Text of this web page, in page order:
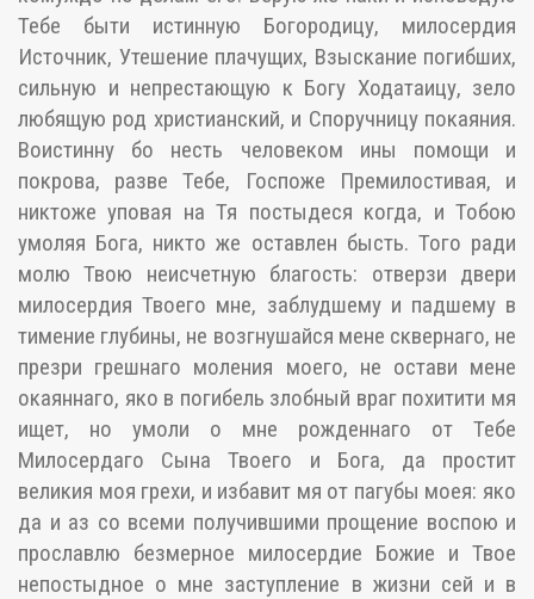
Тебе быти истинную Богородицу, милосердия
Источник, Утешение плачущих, Взыскание погибших,
сильную и непрестающую к Богу Ходатаицу, зело
любящую род христианский, и Споручницу покаяния.
Воистинну бо несть человеком ины помощи и
покрова, разве Тебе, Госпоже Премилостивая, и
никтоже уповая на Тя постыдеся когда, и Тобою
умоляя Бога, никто же оставлен бысть. Того ради
молю Твою неисчетную благость: отверзи двери
милосердия Твоего мне, заблудшему и падшему в
тимение глубины, не возгнушайся мене сквернаго, не
презри грешнаго моления моего, не остави мене
окаяннаго, яко в погибель злобный враг похитити мя
ищет, но умоли о мне рожденнаго от Тебе
Милосердаго Сына Твоего и Бога, да простит
великия моя грехи, и избавит мя от пагубы моея: яко
да и аз со всеми получившими прощение воспою и
прославлю безмерное милосердие Божие и Твое
непостыдное о мне заступление в жизни сей и в